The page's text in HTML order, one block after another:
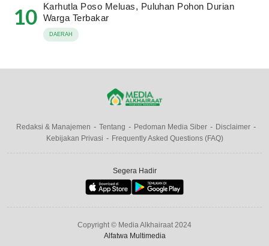
10
Karhutla Poso Meluas, Puluhan Pohon Durian
Warga Terbakar
DAERAH
Redaksi & Manajemen Tentang Pedoman Media Siber
Disclaimer
Kebijakan Privasi
Frequently Asked Questions (FAQ)
Segera Hadir
Copyright © Media Alkhairaat 2024
Alfatwa Multimedia